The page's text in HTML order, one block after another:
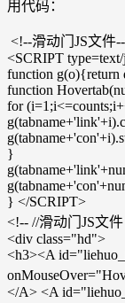
用代码：
<!--滑动门JS文件
<SCRIPT
function g(o){return
function
for
}
} </SCRIPT>
<!-- //滑动门JS文
<div class="hd">
<h3><A
</A> <A